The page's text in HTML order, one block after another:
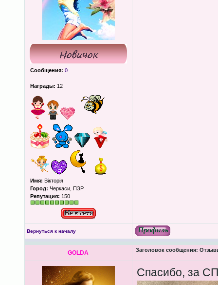
Сообщения: 0
Награды: 12
Имя: Вікторія
Город: Черкаси, ПЗР
Репутация: 150
Вернуться к началу
GOLDA Заголовок сообщения:
Спасибо, за